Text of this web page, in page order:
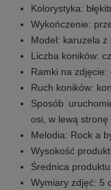
Kolorystyka:
Wykończenie:
Model: karuzela z
Liczba koników:
Ramki na zdjęcie:
Ruch koników:
Sposób
osi, w lewą stronę
Melodia: Rock a
Wysokość
Średnica
Wymiary zdjęć: 5